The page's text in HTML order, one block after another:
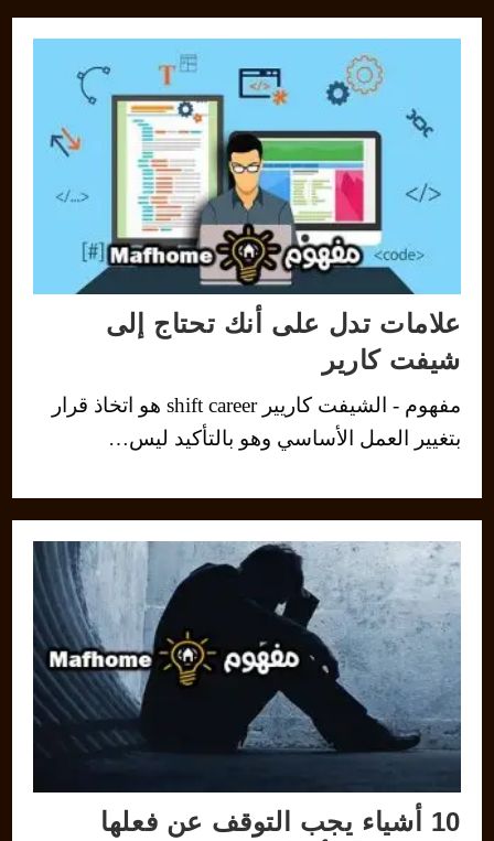
علامات تدل على أنك تحتاج إلى
شيفت كارير
مفهوم - الشيفت كاريير shift career هو اتخاذ قرار
بتغيير العمل الأساسي وهو بالتأكيد ليس…
10 أشياء يجب التوقف عن فعلها